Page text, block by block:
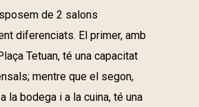
de 2 salons
diferenciats. El primer, amb
Tetuan, té una capacitat
mentre que el segon,
la bodega i a la cuina, té una